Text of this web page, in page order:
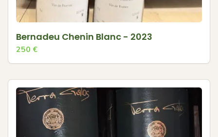
Bernadeu Chenin Blanc - 2023
250 €